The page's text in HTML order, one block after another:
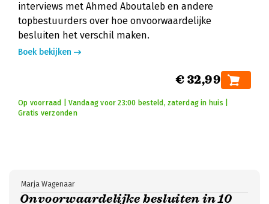
interviews met Ahmed Aboutaleb en andere
topbestuurders over hoe onvoorwaardelijke
besluiten het verschil maken.
Boek bekijken
€ 32,99
Op voorraad | Vandaag voor 23:00 besteld, zaterdag in huis |
Gratis verzonden
Onvoorwaardelijke besluiten in 10
Marja Wagenaar